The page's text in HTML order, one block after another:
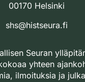
00170 Helsinki
shs@histseura.fi
Seuran
yhteen
ilmoituksia ja